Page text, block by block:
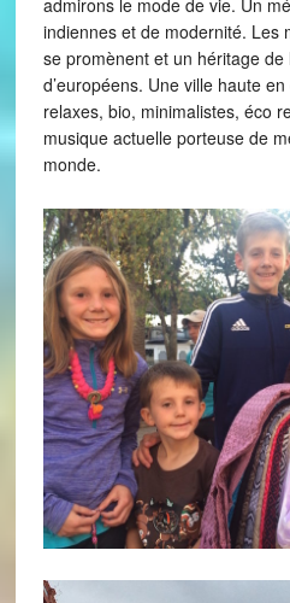
admirons le mode de vie. Un
indiennes et de modernité. Les
se promènent et un héritage de
d’européens. Une ville haute
relaxes, bio, minimalistes, éco
musique actuelle porteuse de
monde.